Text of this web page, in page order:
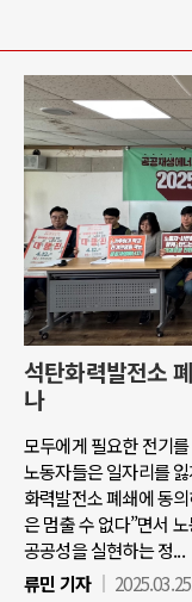
석탄화력발전소
나
모두에게 필요한 전기
노동자들은 일자리를
화력발전소 폐쇄에 동
은 멈출 수 없다”면서
공공성을 실현하는 정...
류민 기자